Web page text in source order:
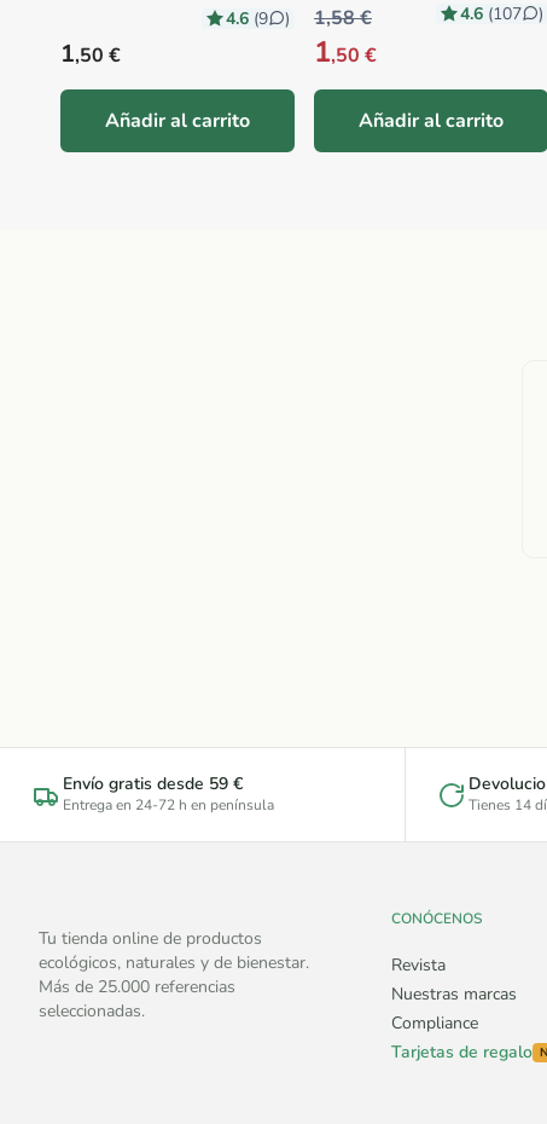
4.6 (9 )
Precio habitual
1,50 €
Añadir al carrito
4.6 (107 )
1,58 €
1,50 €
Añadir al carrito
Envío gratis desde 59 €
Entrega en 24-72 h en península Tienes 14
Tu tienda online de productos
ecológicos, naturales y de bienestar.
Más de 25.000 referencias
seleccionadas.
CONÓCENOS
Revista
Nuestras marcas
Compliance
Tarjetas de regalo